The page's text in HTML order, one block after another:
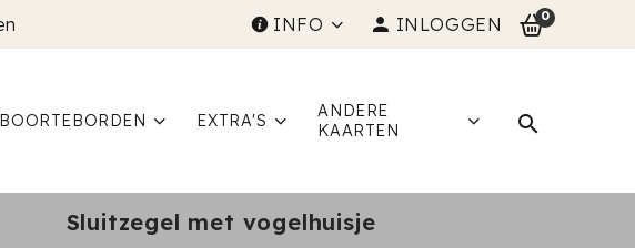
INFO INLOGGEN 0
EXTRA'S
ANDERE
KAARTEN
Sluitzegel met vogelhuisje